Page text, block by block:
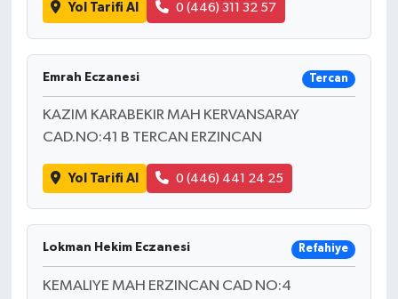
Yol Tarifi Al 0 (446) 311 32 57
Emrah Eczanesi Tercan
KAZIM KARABEKIR MAH KERVANSARAY
CAD.NO:41 B TERCAN ERZINCAN
Yol Tarifi Al 0 (446) 441 24 25
Lokman Hekim Eczanesi Refahiye
KEMALIYE MAH ERZINCAN CAD NO:4